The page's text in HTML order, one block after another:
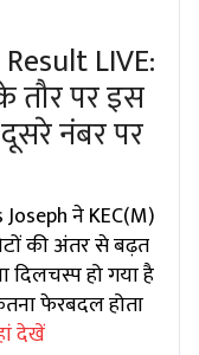
LIVE:
तौर पर इस
नंबर पर
ने KEC(M)
की अंतर से बढ़त
दिलचस्प हो गया है
फेरबदल होता
देखें